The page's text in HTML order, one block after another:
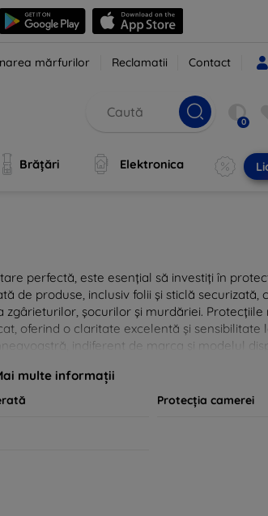
mărfurilor Reclamatii Contact
0
Brățări Elektronica
perfectă, este esențial să investiți în
de produse, inclusiv folii și sticlă securizată,
șocurilor și murdăriei. Protecțiile
oferind o claritate excelentă și sensibilitate
indiferent de marca și modelul
multe informații
Protecția camerei